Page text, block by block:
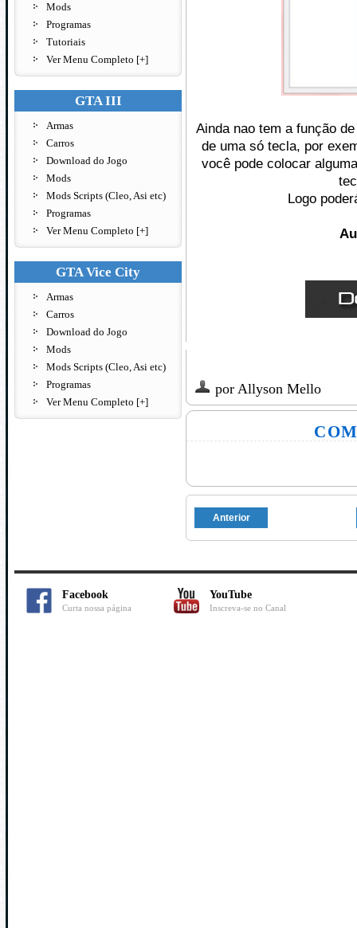
Mods
Programas
Tutoriais
Ver Menu Completo [+]
GTA III
Armas
Carros
Download do Jogo
Mods
Mods Scripts (Cleo, Asi etc)
Programas
Ver Menu Completo [+]
GTA Vice City
Armas
Carros
Download do Jogo
Mods
Mods Scripts (Cleo, Asi etc)
Programas
Ver Menu Completo [+]
Ainda nao tem a função
de uma só tecla, por
você pode colocar
Logo
por Allyson Mello
Anterior
Facebook
Curta nossa página
YouTube
Inscreva-se no Canal